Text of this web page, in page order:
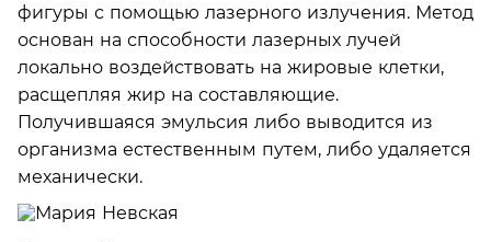
фигуры с помощью лазерного излучения. Метод
основан на способности лазерных лучей
локально воздействовать на жировые клетки,
расщепляя жир на составляющие.
Получившаяся эмульсия либо выводится из
организма естественным путем, либо удаляется
механически.